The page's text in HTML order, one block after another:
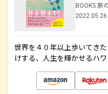
BOOKS 旅
2022.05.26
世界を４０年以上歩いてき
けする、人生を輝かせるハ